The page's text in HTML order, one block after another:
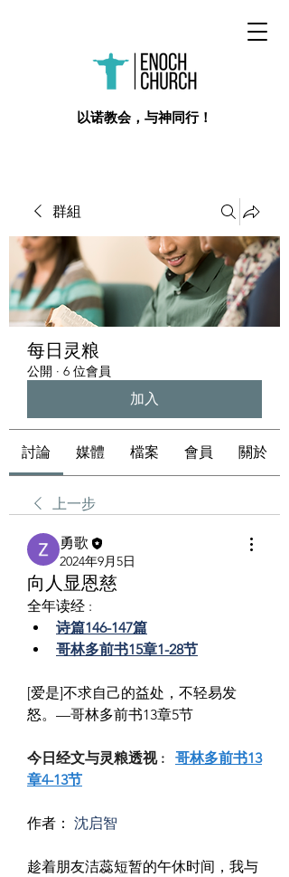
​以诺教会，与神同行！
群組
每日灵粮
公開 · 6 位會員
加入
討論 媒體 檔案 會員 關於
上一步
勇歌
2024年9月5日
向人显恩慈
全年读经 :
诗篇146-147篇
哥林多前书15章1-28节
[爱是]不求自己的益处，不轻易发
怒。—哥林多前书13章5节
今日经文与灵粮透视 : 哥林多前书13
章4-13节
作者： 沈启智
趁着朋友洁蕊短暂的午休时间，我与